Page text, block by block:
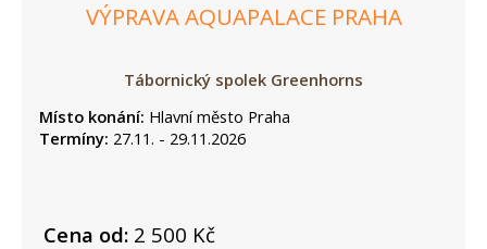
VÝPRAVA AQUAPALACE PRAHA
Tábornický spolek Greenhorns
Místo konání: Hlavní město Praha
Termíny: 27.11. - 29.11.2026
Cena od:2 500 Kč